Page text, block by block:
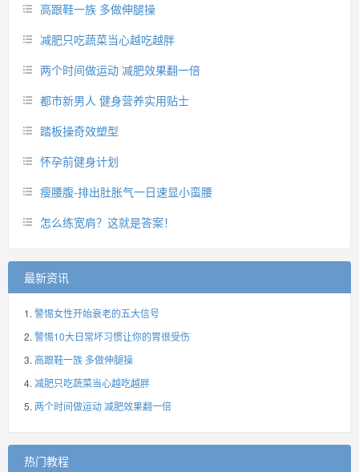
高跟鞋一族 多做伸腿操
减肥只吃蔬菜当心越吃越胖
两个时间做运动 减肥效果翻一倍
都市新男人 健身营养实用贴士
踏板操奇效塑型
怀孕前健身计划
瘦腰腹-排出肚胀气一日速显小蛮腰
怎么练宽肩？这就是答案！
最新资讯
警惕女性开始衰老的五大信号
警惕10大日常坏习惯让你的胃很受伤
高跟鞋一族 多做伸腿操
减肥只吃蔬菜当心越吃越胖
两个时间做运动 减肥效果翻一倍
热门教程